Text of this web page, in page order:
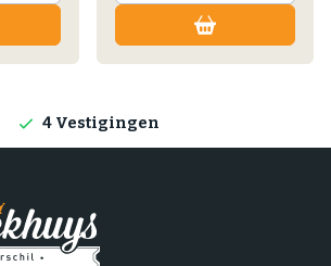
Lokale producten
4 Vestigingen